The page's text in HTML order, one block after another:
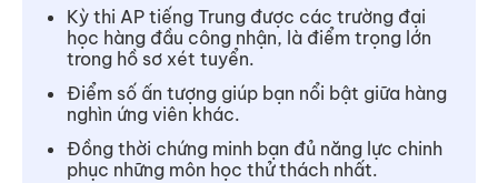
Kỳ thi AP tiếng Trung được các trường đại
học hàng đầu công nhận, là điểm trọng lớn
trong hồ sơ xét tuyển.
Điểm số ấn tượng giúp bạn nổi bật giữa hàng
nghìn ứng viên khác.
Đồng thời chứng minh bạn đủ năng lực chinh
phục những môn học thử thách nhất.